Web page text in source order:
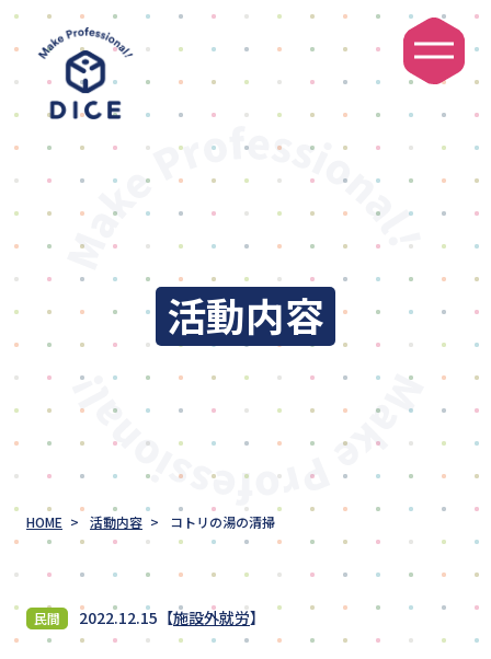
DICEについて
利用者・ご家族の方へ
活動内容
ご利用の流れ
TOPICS
採用情報
活動内容
HOME 活動内容 コトリの湯の清掃
民間 2022.12.15 【施設外就労】